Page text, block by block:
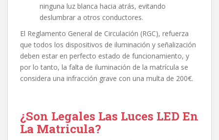
ninguna luz blanca hacia atrás, evitando
deslumbrar a otros conductores.
El Reglamento General de Circulación (RGC), refuerza
que todos los dispositivos de iluminación y señalización
deben estar en perfecto estado de funcionamiento, y
por lo tanto, la falta de iluminación de la matrícula se
considera una infracción grave con una multa de 200€.
¿Son Legales Las Luces LED En
La Matricula?